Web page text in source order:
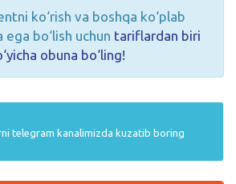
ko‘rish va boshqa ko‘plab
bo‘lish uchun tariflardan biri
obuna bo‘ling!
telegram kanalimizda kuzatib boring